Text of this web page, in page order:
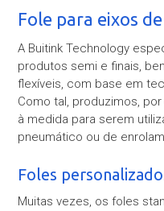
Fole para eixos
A Buitink Technology
produtos semi e finais,
flexíveis, com base em
Como tal, produzimos,
à medida para serem
pneumático ou de
Foles
Muitas vezes, os foles